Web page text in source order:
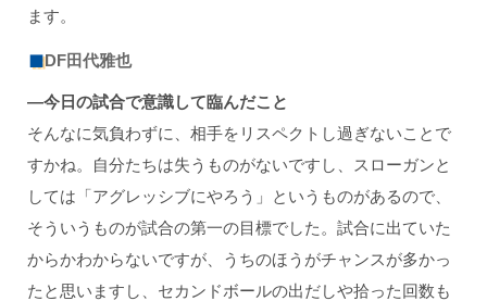
ます。
DF田代雅也
―今日の試合で意識して臨んだこと
そんなに気負わずに、相手をリスペクトし過ぎないことで
すかね。自分たちは失うものがないですし、スローガンと
しては「アグレッシブにやろう」というものがあるので、
そういうものが試合の第一の目標でした。試合に出ていた
からかわからないですが、うちのほうがチャンスが多かっ
たと思いますし、セカンドボールの出だしや拾った回数も